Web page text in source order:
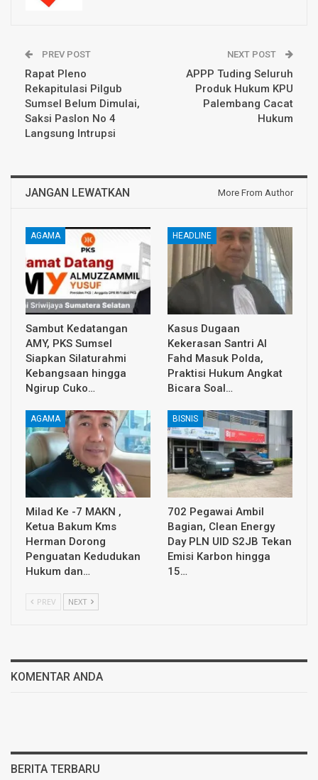
PREV POST
Rapat Pleno
Rekapitulasi Pilgub
Sumsel Belum Dimulai,
Saksi Paslon No 4
Langsung Intrupsi
NEXT POST
APPP Tuding Seluruh
Produk Hukum KPU
Palembang Cacat
Hukum
JANGAN LEWATKAN More From Author
AGAMA
Sambut Kedatangan
AMY, PKS Sumsel
Siapkan Silaturahmi
Kebangsaan hingga
Ngirup Cuko…
HEADLINE
Kasus Dugaan
Kekerasan Santri Al
Fahd Masuk Polda,
Praktisi Hukum Angkat
Bicara Soal…
AGAMA
Milad Ke -7 MAKN ,
Ketua Bakum Kms
Herman Dorong
Penguatan Kedudukan
Hukum dan…
BISNIS
702 Pegawai Ambil
Bagian, Clean Energy
Day PLN UID S2JB Tekan
Emisi Karbon hingga
15…
PREV NEXT
KOMENTAR ANDA
BERITA TERBARU